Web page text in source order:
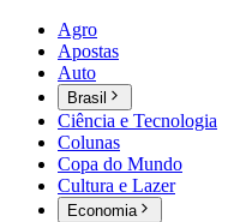
Agro
Apostas
Auto
Brasil
Ciência e Tecnologia
Colunas
Copa do Mundo
Cultura e Lazer
Economia